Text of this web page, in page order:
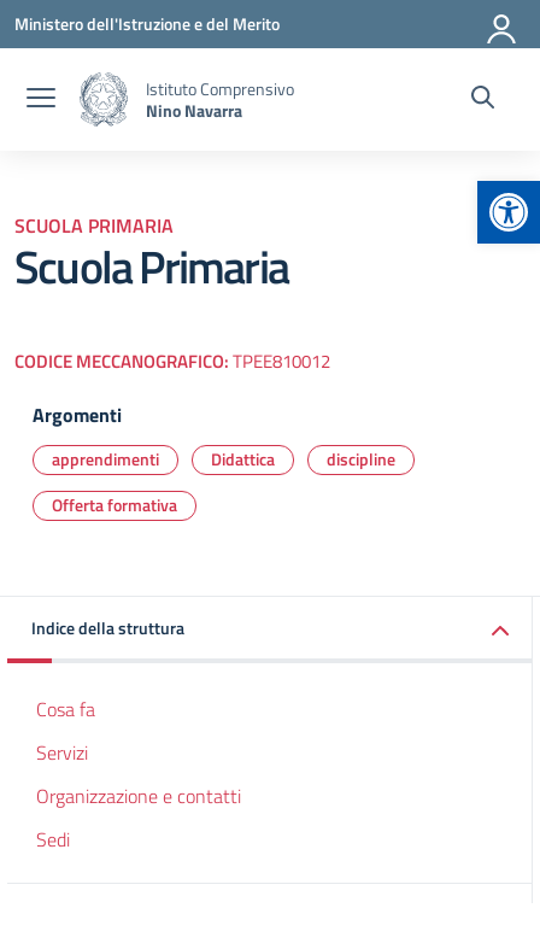
Vai ai contenuti
Vai al menu di navigazione
Vai al footer
Ministero dell'Istruzione e del Merito
Istituto Comprensivo
Nino Navarra
SCUOLA PRIMARIA
Scuola Primaria
CODICE MECCANOGRAFICO:TPEE810012
Argomenti
apprendimenti Didattica
discipline
Offerta formativa
Indice della struttura
Cosa fa
Servizi
Organizzazione e contatti
Sedi